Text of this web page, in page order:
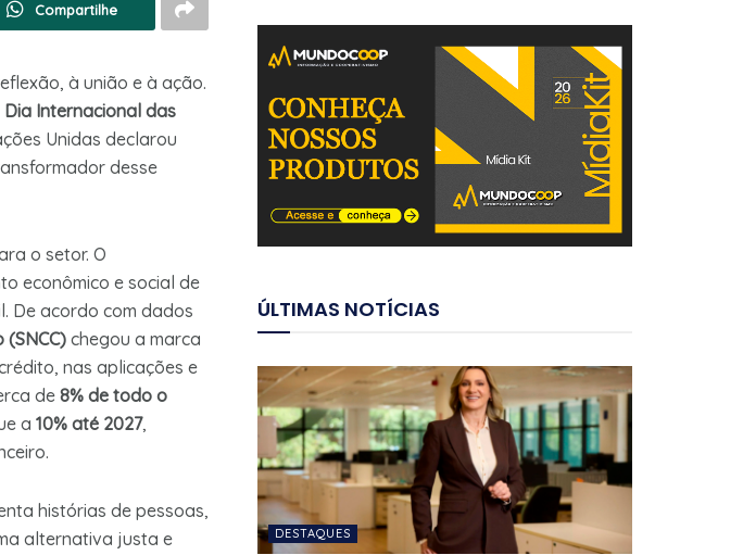
Compartilhe
à união e à ação.
Dia Internacional das
Unidas declarou
desse
o setor. O
econômico e social de
De acordo com dados
chegou a marca
nas aplicações e
de 8% de todo o
a 10% até 2027,
histórias de pessoas,
alternativa justa e
ÚLTIMAS NOTÍCIAS
DESTAQUES